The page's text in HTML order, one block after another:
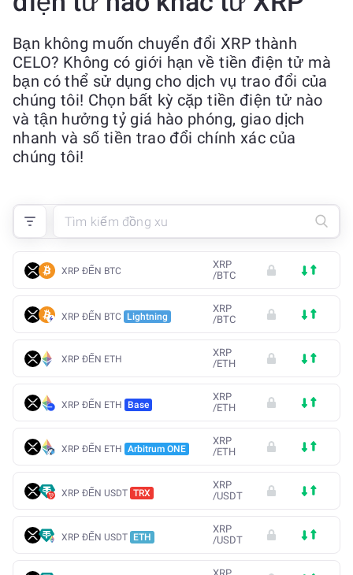
Bạn không muốn chuyển đổi XRP thành
CELO? Không có giới hạn về tiền điện tử mà
bạn có thể sử dụng cho dịch vụ trao đổi của
chúng tôi! Chọn bất kỳ cặp tiền điện tử nào
và tận hưởng tỷ giá hào phóng, giao dịch
nhanh và số tiền trao đổi chính xác của
chúng tôi!
XRP ĐẾN BTC
XRP
/BTC
XRP ĐẾN BTC Lightning
XRP
/BTC
XRP ĐẾN ETH
XRP
/ETH
XRP ĐẾN ETH Base
XRP
/ETH
XRP ĐẾN ETH Arbitrum ONE
XRP
/ETH
XRP ĐẾN USDT TRX
XRP
/USDT
XRP ĐẾN USDT ETH
XRP
/USDT